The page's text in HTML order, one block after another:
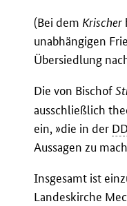
(Bei dem Krischer
unabhängigen
Übersiedlung
Die von Bischof
ausschließlich
ein, »die in der
Aussagen zu
Insgesamt ist
Landeskirche